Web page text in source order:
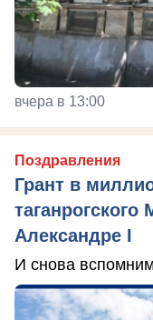
вчера в 13:00
Поздравления
Грант в
Александре I
И снова